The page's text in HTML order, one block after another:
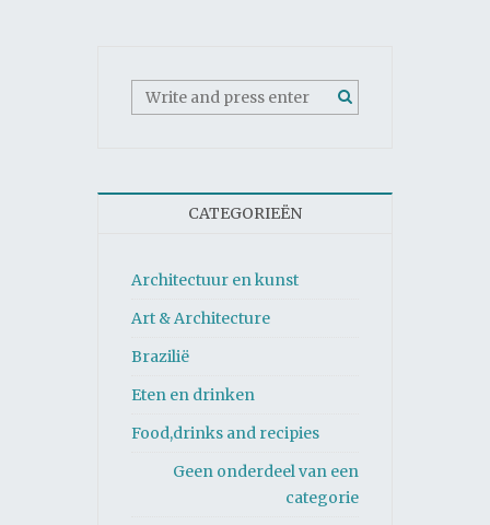
CATEGORIEËN
Architectuur en kunst
Art & Architecture
Brazilië
Eten en drinken
Food,drinks and recipies
Geen onderdeel van een
categorie